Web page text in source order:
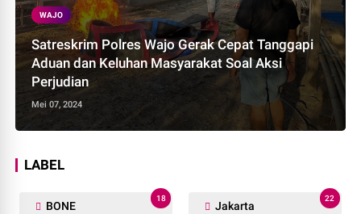
WAJO
Satreskrim Polres Wajo Gerak Cepat Tanggapi
Aduan dan Keluhan Masyarakat Soal Aksi
Perjudian
Mei 07, 2024
LABEL
BONE
18
Jakarta
22